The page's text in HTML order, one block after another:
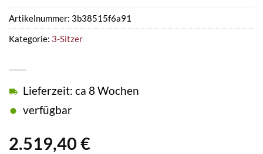
2.519,40 €
Lieferzeit: ca 8 Wochen
verfügbar
Artikelnummer: 3b38515f6a91
Kategorie: 3-Sitzer